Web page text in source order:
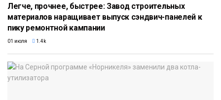
Легче, прочнее, быстрее: Завод строительных
материалов наращивает выпуск сэндвич-панелей к
пику ремонтной кампании
01 июля 1.4k